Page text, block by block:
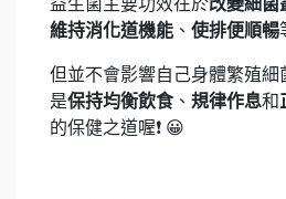
益生菌主要功效在於改變細菌
維持消化道機能 、 使排便順暢
但並不會影響自己身體繁殖細
是保持均衡飲食、 規律作息和
的保健之道喔❗ 😀